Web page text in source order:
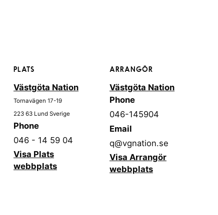
PLATS
Västgöta Nation
Tornavägen 17-19
223 63 Lund Sverige
Phone
046 - 14 59 04
Visa Plats
webbplats
ARRANGÖR
Västgöta Nation
Phone
046-145904
Email
q@vgnation.se
Visa Arrangör
webbplats